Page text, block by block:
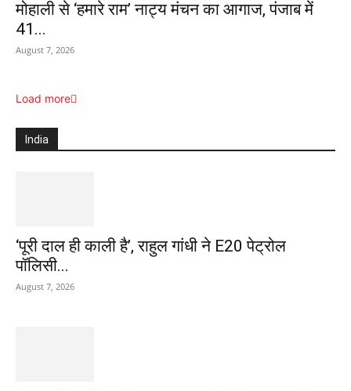
मोहाली से ‘हमारे राम’ नाट्य मंचन का आगाज, पंजाब में
41...
August 7, 2026
Load more
India
‘पूरी दाल ही काली है’, राहुल गांधी ने E20 पेट्रोल
पॉलिसी...
August 7, 2026